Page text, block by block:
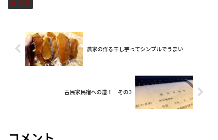
家族
農家の作る干し芋ってシンプルでうまい
古民家民宿への道！ その3